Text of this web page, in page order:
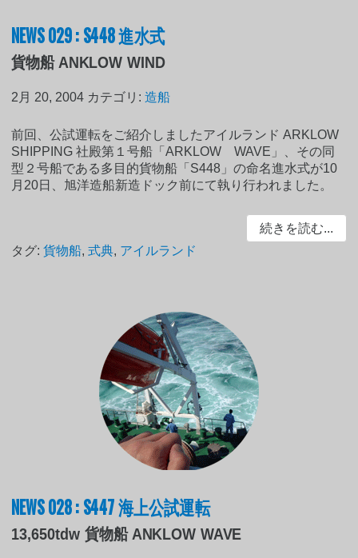
NEWS 029 : S448 進水式
貨物船 ANKLOW WIND
2月 20, 2004 カテゴリ:造船
前回、公試運転をご紹介しましたアイルランド ARKLOW
SHIPPING 社殿第１号船「ARKLOW WAVE」、その同
型２号船である多目的貨物船「S448」の命名進水式が10
月20日、旭洋造船新造ドック前にて執り行われました。
続きを読む...
タグ:貨物船,式典, アイルランド
NEWS 028 : S447 海上公試運転
13,650tdw 貨物船 ANKLOW WAVE